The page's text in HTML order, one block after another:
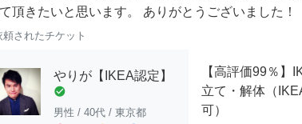
て頂きたいと思います。 ありがとうございました！
頼されたチケット
やりが【IKEA認定】
check_circle
男性 / 40代 / 東京都
【高評価99％】
立て・解体（
可）